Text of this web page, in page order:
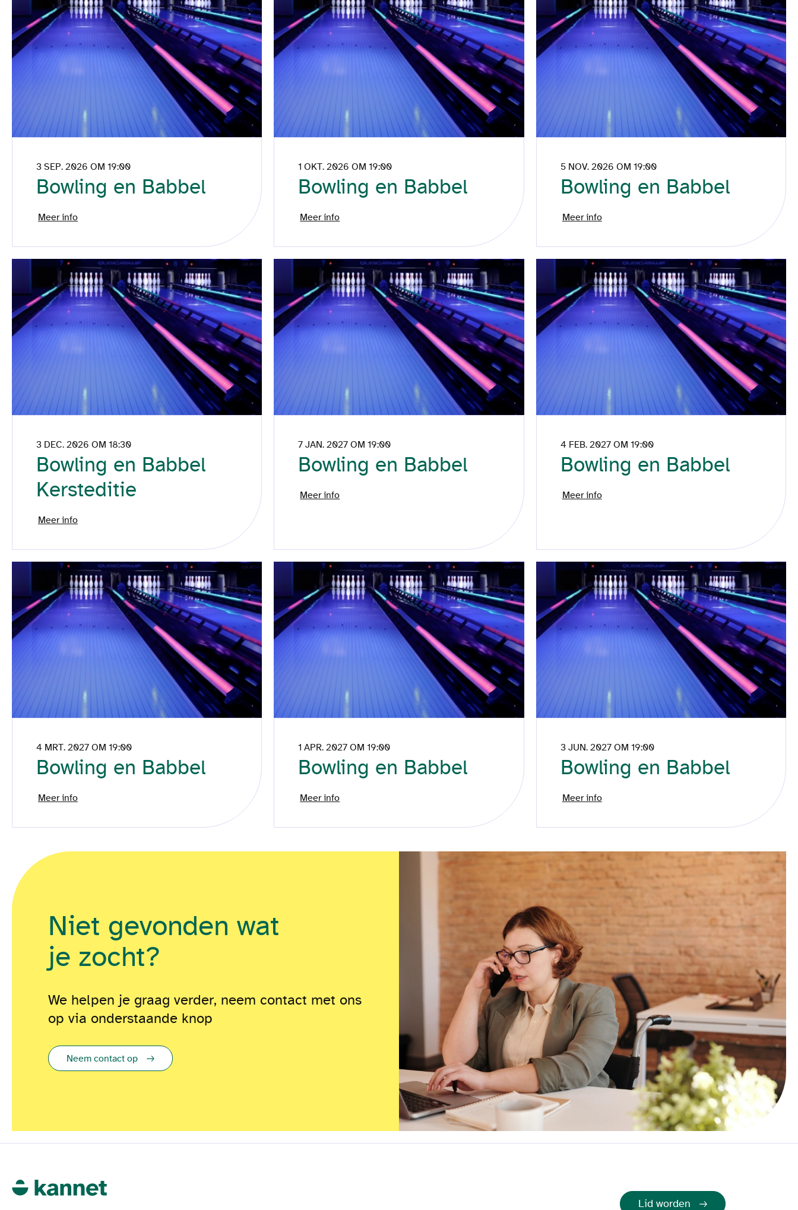
3 SEP. 2026 OM 19:00
Bowling en Babbel
Meer info
1 OKT. 2026 OM 19:00
Bowling en Babbel
Meer info
5 NOV. 2026 OM 19:00
Bowling en Babbel
Meer info
3 DEC. 2026 OM 18:30
Bowling en Babbel
Kersteditie
Meer info
7 JAN. 2027 OM 19:00
Bowling en Babbel
Meer info
4 FEB. 2027 OM 19:00
Bowling en Babbel
Meer info
4 MRT. 2027 OM 19:00
Bowling en Babbel
Meer info
1 APR. 2027 OM 19:00
Bowling en Babbel
Meer info
3 JUN. 2027 OM 19:00
Bowling en Babbel
Meer info
Niet gevonden wat
je zocht?
We helpen je graag verder, neem contact met ons
op via onderstaande knop
Neem contact op
Lid worden